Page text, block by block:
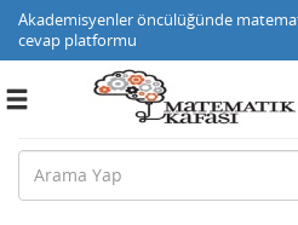
Akademisyenler öncülüğünde
cevap platformu
Toggle